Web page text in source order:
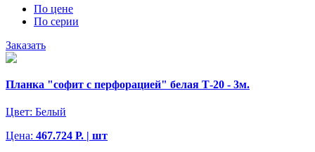
По цене
По серии
Заказать
Планка "софит с перфорацией" белая Т-20 - 3м.
Цвет: Белый
Цена: 467.724 Р. | шт